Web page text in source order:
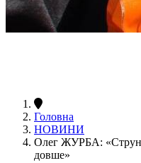
Головна
НОВИНИ
Олег ЖУРБА:
довше»